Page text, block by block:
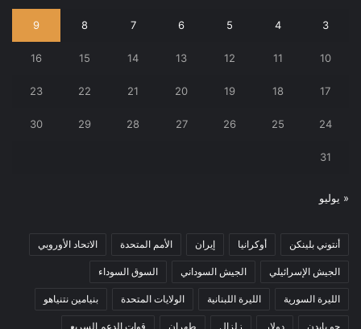
3
4
5
6
7
8
9
10
11
12
13
14
15
16
17
18
19
20
21
22
23
24
25
26
27
28
29
30
31
« يوليو
أنتوني بلينكن أوكرانيا إيران الأمم المتحدة الاتحاد الأوروبي
الجيش الإسرائيلي الجيش السوداني السوق السوداء
الليرة السورية الليرة اللبنانية الولايات المتحدة بنيامين نتنياهو
جو بايدن دولار زلزال طهران قوات الدعم السريع